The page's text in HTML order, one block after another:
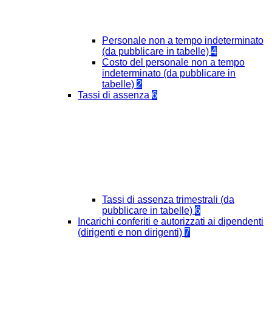
Personale non a tempo indeterminato
(da pubblicare in tabelle) 4
Costo del personale non a tempo
indeterminato (da pubblicare in
tabelle) 2
Tassi di assenza 6
Tassi di assenza trimestrali (da
pubblicare in tabelle) 6
Incarichi conferiti e autorizzati ai dipendenti
(dirigenti e non dirigenti) 7